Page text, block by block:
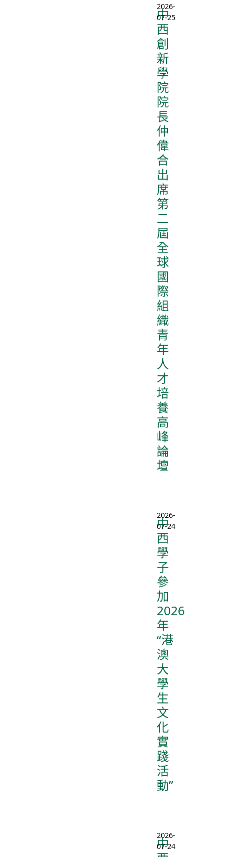
中
西
創
新
學
院
院
長
仲
偉
合
出
席
第
二
屆
全
球
國
際
組
織
青
年
人
才
培
養
高
峰
論
壇
2026-
07-25
中
西
學
子
參
加
2026
年
“港
澳
大
學
生
文
化
實
踐
活
動”
2026-
07-24
中
2026-
07-24